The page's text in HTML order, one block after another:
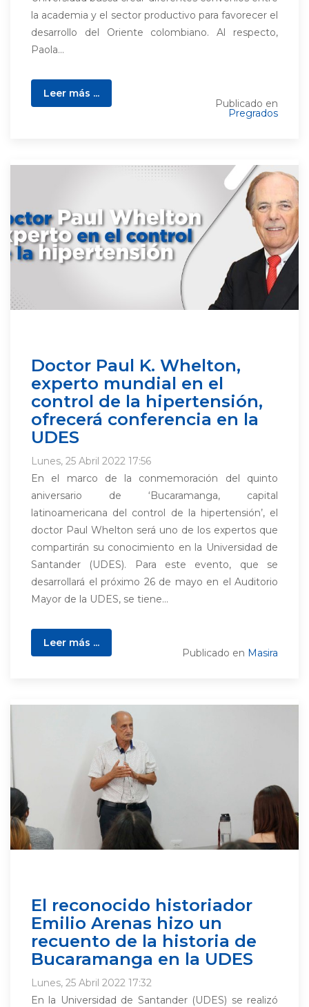
la academia y el sector productivo para favorecer el
desarrollo del Oriente colombiano. Al respecto,
Paola...
Leer más ...
Publicado en
Pregrados
Doctor Paul K. Whelton,
experto mundial en el
control de la hipertensión,
ofrecerá conferencia en la
UDES
Lunes, 25 Abril 2022 17:56
En el marco de la conmemoración del quinto
aniversario de ‘Bucaramanga, capital
latinoamericana del control de la hipertensión’, el
doctor Paul Whelton será uno de los expertos que
compartirán su conocimiento en la Universidad de
Santander (UDES). Para este evento, que se
desarrollará el próximo 26 de mayo en el Auditorio
Mayor de la UDES, se tiene...
Leer más ...
Publicado en Masira
El reconocido historiador
Emilio Arenas hizo un
recuento de la historia de
Bucaramanga en la UDES
Lunes, 25 Abril 2022 17:32
En la Universidad de Santander (UDES) se realizó